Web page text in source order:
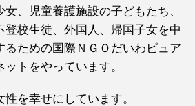
、児童養護施設の子どもたち、
登校生徒、外国人、帰国子女を中
るための国際ＮＧＯだいわピュア
トをやっています。
を幸せにしています。